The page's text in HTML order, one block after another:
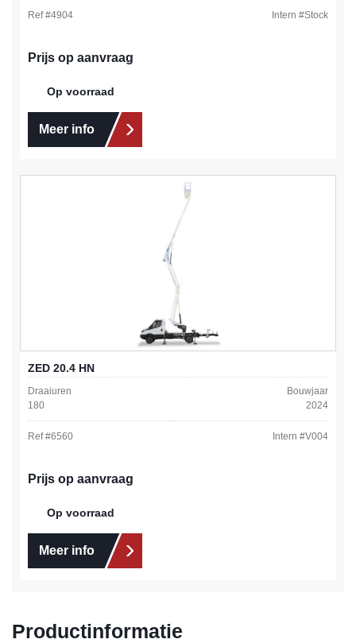
Ref #4904 Intern #Stock
Prijs op aanvraag
Op voorraad
Meer info
ZED 20.4 HN
Draaiuren
180
Bouwjaar
2024
Ref #6560 Intern #V004
Prijs op aanvraag
Op voorraad
Meer info
Productinformatie